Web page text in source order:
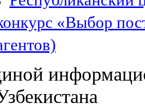
«Выбор